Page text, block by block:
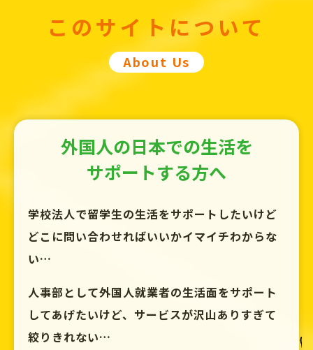
このサイトについて
About Us
外国人の日本での生活を
サポートする方へ
学校法人で留学生の生活をサポートしたいけど
どこに問い合わせればいいかイマイチわからな
い…
人事部として外国人就業者の生活面をサポート
してあげたいけど、 サービスが沢山ありすぎて
絞りきれない…